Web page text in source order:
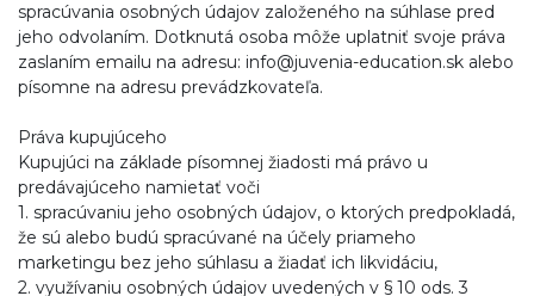
spracúvania osobných údajov založeného na súhlase pred
jeho odvolaním. Dotknutá osoba môže uplatniť svoje práva
zaslaním emailu na adresu: info@juvenia-education.sk alebo
písomne na adresu prevádzkovateľa.
Práva kupujúceho
Kupujúci na základe písomnej žiadosti má právo u
predávajúceho namietať voči
1. spracúvaniu jeho osobných údajov, o ktorých predpokladá,
že sú alebo budú spracúvané na účely priameho
marketingu bez jeho súhlasu a žiadať ich likvidáciu,
2. využívaniu osobných údajov uvedených v § 10 ods. 3